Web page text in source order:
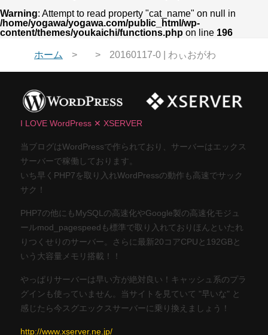
Warning: Attempt to read property "cat_name" on null in
/home/yogawa/yogawa.com/public_html/wp-
content/themes/youkaichi/functions.php on line 196
ホーム 20160117-0 | わぃおがわ
I LOVE WordPress ✕ XSERVER
当ブログはWordPressで作られており、サーバーはエックス
サーバーで稼働しております。
いち早くPHP7を取り入れWordPressの動作も高速でサック
サク！
PHP7の他にもMySQLの高速化やGoogle製の高速化モジュ
ールmod_pagespeedも標準で取り入れておりほんといたれ
りつくせりのサーバー。さらに最新20コアCPUと192GBと
いう大容量メモリ搭載！！
やっぱりサーバーは早い方が絶対良い！キャッシュ系のプラ
グインも使っていません。当サイトを見ていて "早いな" と
感じたら今スグエックスサーバーに乗り換えましょう！
http://www.xserver.ne.jp/